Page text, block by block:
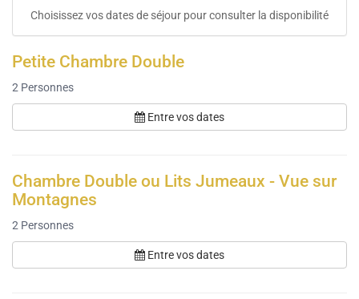
Choisissez vos dates de séjour pour consulter la disponibilité
Petite Chambre Double
2 Personnes
Entre vos dates
Chambre Double ou Lits Jumeaux - Vue sur
Montagnes
2 Personnes
Entre vos dates